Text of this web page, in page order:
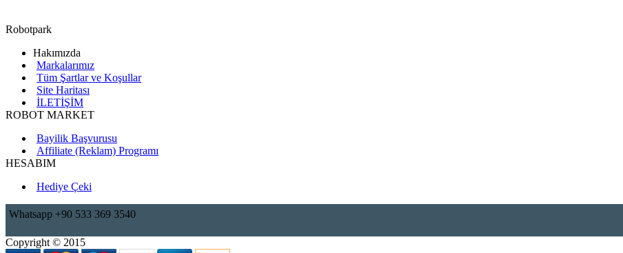
Robotpark
Hakımızda
Markalarımız
Tüm Şartlar ve Koşullar
Site Haritası
İLETİŞİM
ROBOT MARKET
Bayilik Başvurusu
Affiliate (Reklam) Programı
HESABIM
Hediye Çeki
Whatsapp +90 533 369 3540
Copyright © 2015